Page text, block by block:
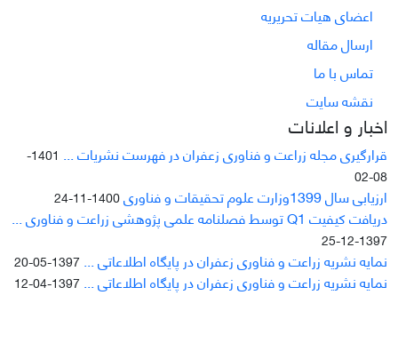
اعضای هیات تحریریه
ارسال مقاله
تماس با ما
نقشه سایت
اخبار و اعلانات
قرارگیری مجله زراعت و فناوری زعفران در فهرست نشریات ...
1401-
08-02
ارزیابی سال 1399وزارت علوم تحقیقات و فناوری 1400-11-24
دریافت کیفیت Q1 توسط فصلنامه علمی پژوهشی زراعت و فناوری ...
1397-12-25
نمایه نشریه زراعت و فناوری زعفران در پایگاه اطلاعاتی ... 1397-05-20
نمایه نشریه زراعت و فناوری زعفران در پایگاه اطلاعاتی ... 1397-04-12